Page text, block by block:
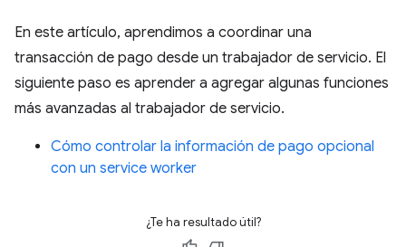
En este artículo, aprendimos a coordinar una
transacción de pago desde un trabajador de servicio. El
siguiente paso es aprender a agregar algunas funciones
más avanzadas al trabajador de servicio.
Cómo controlar la información de pago opcional
con un service worker
¿Te ha resultado útil?